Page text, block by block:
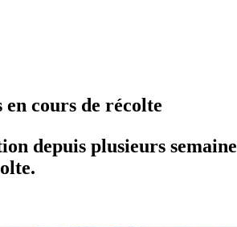
cours de récolte
depuis plusieurs